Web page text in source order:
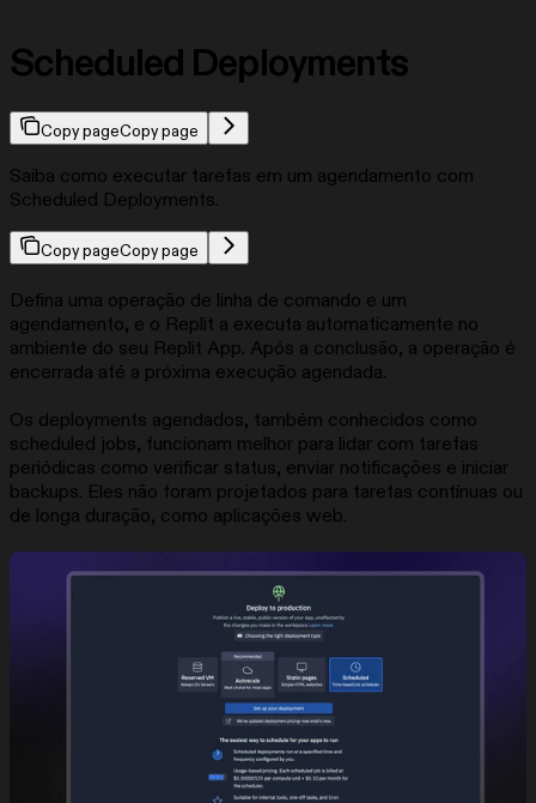
Scheduled Deployments
Copy pageCopy page
Saiba como executar tarefas em um agendamento com
Scheduled Deployments.
Copy pageCopy page
Defina uma operação de linha de comando e um
agendamento, e o Replit a executa automaticamente no
ambiente do seu Replit App. Após a conclusão, a operação é
encerrada até a próxima execução agendada.
Os deployments agendados, também conhecidos como
scheduled jobs, funcionam melhor para lidar com tarefas
periódicas como verificar status, enviar notificações e iniciar
backups. Eles não foram projetados para tarefas contínuas ou
de longa duração, como aplicações web.